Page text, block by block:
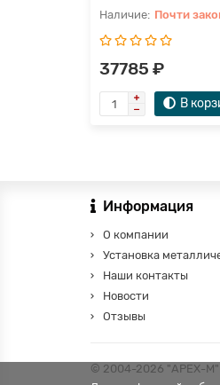
Почти
37785 ₽
В
Информация
О компании
Установка
Наши контакты
Новости
Отзывы
© 2004-2026 "АРЕХ-М"